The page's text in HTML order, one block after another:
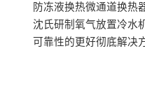
防冻液换热微通道换热
沈氏研制氧气放置冷水
可靠性的更好彻底解决